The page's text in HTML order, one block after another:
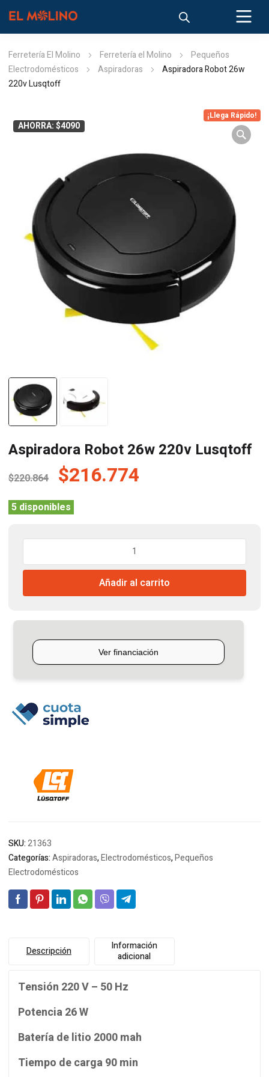
Ferretería El Molino Ferretería el Molino
Pequeños
Electrodomésticos
Aspiradoras
Aspiradora Robot 26w
220v Lusqtoff
AHORRA: $4090
¡Llega Rápido!
Aspiradora Robot 26w 220v Lusqtoff
$220.864 El
precio
original
era:
$220.864.
$216.774
es:
5 disponibles
Aspiradora
26w
Lusqtoff
Añadir al carrito
SKU:21363
Categorías:Aspiradoras,Electrodomésticos,Pequeños
Electrodomésticos
Descripción
Información
adicional
Tensión 220 V – 50 Hz
Potencia 26 W
Batería de litio 2000 mah
Tiempo de carga 90 min